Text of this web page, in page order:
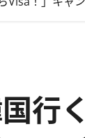
行